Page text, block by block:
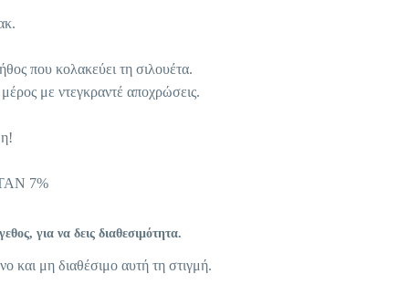
που κολακεύει τη σιλουέτα.
με ντεγκραντέ αποχρώσεις.
7%
για να δεις διαθεσιμότητα.
και μη διαθέσιμο αυτή τη στιγμή.